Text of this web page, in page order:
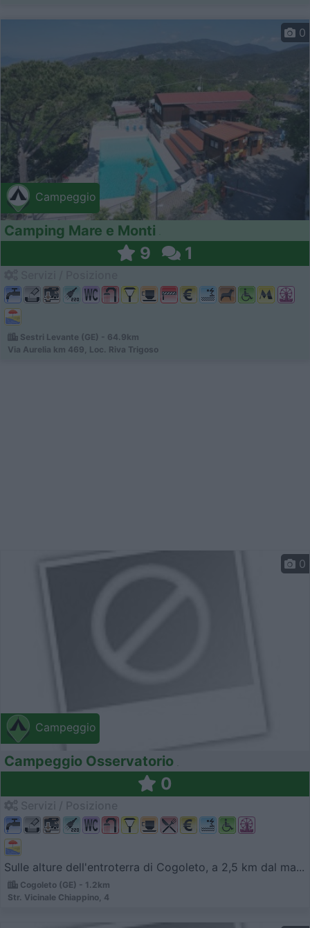
Campeggio
0
Camping Mare e Monti
9 1
Sestri Levante (GE) - 64.9km
Via Aurelia km 469, Loc. Riva Trigoso
Campeggio
0
Campeggio Osservatorio
0
Sulle alture dell'entroterra di Cogoleto, a 2,5 km dal ma...
Cogoleto (GE) - 1.2km
Str. Vicinale Chiappino, 4